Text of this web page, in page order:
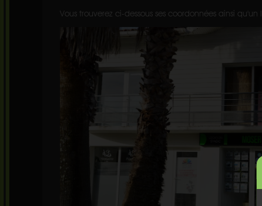
Vous trouverez ci-dessous ses coordonnées ainsi